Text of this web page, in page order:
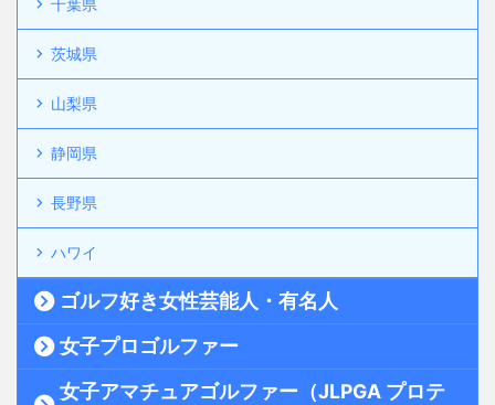
千葉県
茨城県
山梨県
静岡県
長野県
ハワイ
ゴルフ好き女性芸能人・有名人
女子プロゴルファー
女子アマチュアゴルファー（JLPGA プロテ